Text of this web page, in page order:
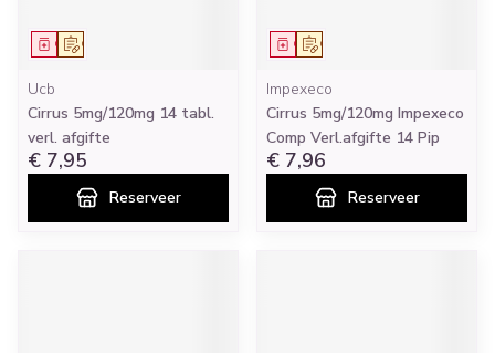
Op voorschrift
Geneesmiddel
Ucb
Cirrus 5mg/120mg 14 tabl.
verl. afgifte
€ 7,95
Reserveer
Op voorschrift
Geneesmiddel
Impexeco
Cirrus 5mg/120mg Impexeco
Comp Verl.afgifte 14 Pip
€ 7,96
Reserveer